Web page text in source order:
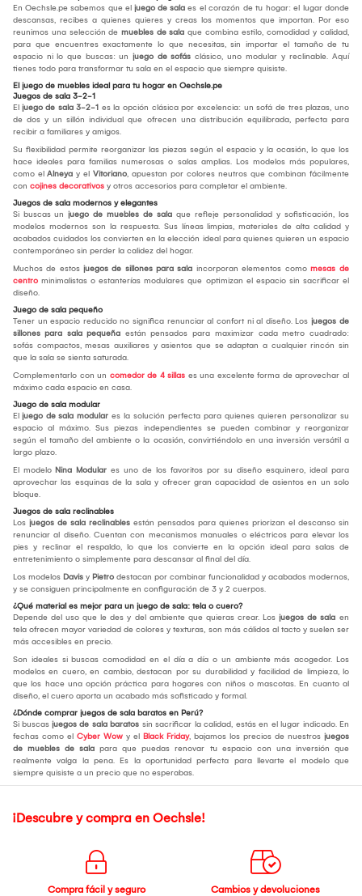
En Oechsle.pe sabemos que el juego de sala es el corazón de tu hogar: el lugar donde
descansas, recibes a quienes quieres y creas los momentos que importan. Por eso
reunimos una selección de muebles de sala que combina estilo, comodidad y calidad,
para que encuentres exactamente lo que necesitas, sin importar el tamaño de tu
espacio ni lo que buscas: un juego de sofás clásico, uno modular y reclinable. Aquí
tienes todo para transformar tu sala en el espacio que siempre quisiste.
El juego de muebles ideal para tu hogar en Oechsle.pe
Juegos de sala 3-2-1
El juego de sala 3-2-1 es la opción clásica por excelencia: un sofá de tres plazas, uno
de dos y un sillón individual que ofrecen una distribución equilibrada, perfecta para
recibir a familiares y amigos.
Su flexibilidad permite reorganizar las piezas según el espacio y la ocasión, lo que los
hace ideales para familias numerosas o salas amplias. Los modelos más populares,
como el Alneya y el Vitoriano, apuestan por colores neutros que combinan fácilmente
con cojines decorativos y otros accesorios para completar el ambiente.
Juegos de sala modernos y elegantes
Si buscas un juego de muebles de sala que refleje personalidad y sofisticación, los
modelos modernos son la respuesta. Sus líneas limpias, materiales de alta calidad y
acabados cuidados los convierten en la elección ideal para quienes quieren un espacio
contemporáneo sin perder la calidez del hogar.
Muchos de estos juegos de sillones para sala incorporan elementos como mesas de
centro minimalistas o estanterías modulares que optimizan el espacio sin sacrificar el
diseño.
Juego de sala pequeño
Tener un espacio reducido no significa renunciar al confort ni al diseño. Los juegos de
sillones para sala pequeña están pensados para maximizar cada metro cuadrado:
sofás compactos, mesas auxiliares y asientos que se adaptan a cualquier rincón sin
que la sala se sienta saturada.
Complementarlo con un comedor de 4 sillas es una excelente forma de aprovechar al
máximo cada espacio en casa.
Juego de sala modular
El juego de sala modular es la solución perfecta para quienes quieren personalizar su
espacio al máximo. Sus piezas independientes se pueden combinar y reorganizar
según el tamaño del ambiente o la ocasión, convirtiéndolo en una inversión versátil a
largo plazo.
El modelo Nina Modular es uno de los favoritos por su diseño esquinero, ideal para
aprovechar las esquinas de la sala y ofrecer gran capacidad de asientos en un solo
bloque.
Juegos de sala reclinables
Los juegos de sala reclinables están pensados para quienes priorizan el descanso sin
renunciar al diseño. Cuentan con mecanismos manuales o eléctricos para elevar los
pies y reclinar el respaldo, lo que los convierte en la opción ideal para salas de
entretenimiento o simplemente para descansar al final del día.
Los modelos Davis y Pietro destacan por combinar funcionalidad y acabados modernos,
y se consiguen principalmente en configuración de 3 y 2 cuerpos.
¿Qué material es mejor para un juego de sala: tela o cuero?
Depende del uso que le des y del ambiente que quieras crear. Los juegos de sala en
tela ofrecen mayor variedad de colores y texturas, son más cálidos al tacto y suelen ser
más accesibles en precio.
Son ideales si buscas comodidad en el día a día o un ambiente más acogedor. Los
modelos en cuero, en cambio, destacan por su durabilidad y facilidad de limpieza, lo
que los hace una opción práctica para hogares con niños o mascotas. En cuanto al
diseño, el cuero aporta un acabado más sofisticado y formal.
¿Dónde comprar juegos de sala baratos en Perú?
Si buscas juegos de sala baratos sin sacrificar la calidad, estás en el lugar indicado. En
fechas como el Cyber Wow y el Black Friday, bajamos los precios de nuestros juegos
de muebles de sala para que puedas renovar tu espacio con una inversión que
realmente valga la pena. Es la oportunidad perfecta para llevarte el modelo que
siempre quisiste a un precio que no esperabas.
¡Descubre y compra en Oechsle!
Compra fácil y seguro
Cambios y devoluciones